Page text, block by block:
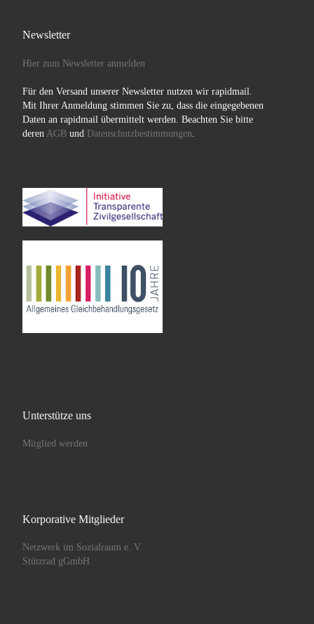
Newsletter
Hier zum Newsletter anmelden
Für den Versand unserer Newsletter nutzen wir rapidmail.
Mit Ihrer Anmeldung stimmen Sie zu, dass die eingegebenen
Daten an rapidmail übermittelt werden. Beachten Sie bitte
deren AGBund Datenschutzbestimmungen
Unterstütze uns
Mitglied werden
Korporative Mitglieder
Netzwerk im Sozialraum e. V.
Stützrad gGmbH